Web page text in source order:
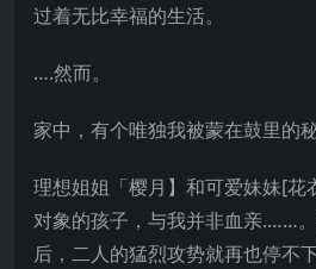
过着无比幸福的生活。
….然而。
家中，有个唯独我被蒙在鼓里的秘
理想姐姐「樱月】和可爱妹妹[花
对象的孩子，与我并非血亲.……
后，二人的猛烈攻势就再也停不